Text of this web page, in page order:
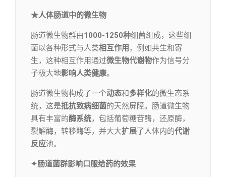
★人体肠道中的微生物
肠道微生物群由1000-1250种细菌组成，这些细
菌以各种形式与人类相互作用 ，例如共生和寄
生，这种相互作用通过微生物代谢物作为信号分
子极大地影响人类健康。
肠道微生物构成了一个动态和多样化的微生态系
统，这是抵抗致病细菌的天然屏障。肠道微生物
具有丰富的酶系统，包括葡萄糖苷酶，还原酶，
裂解酶，转移酶等，并大大扩展 了人体内的代谢
反应池。
✦肠道菌群影响口服给药的效果